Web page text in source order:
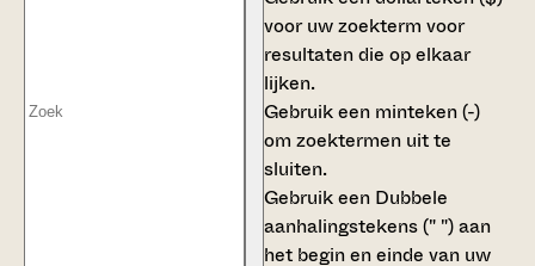
voor uw zoekterm voor
resultaten die op elkaar
lijken.
Gebruik een minteken (-)
om zoektermen uit te
sluiten.
Gebruik een Dubbele
aanhalingstekens (" ")aan
het begin en einde van uw